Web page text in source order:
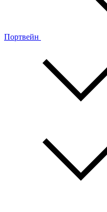
Портвейн